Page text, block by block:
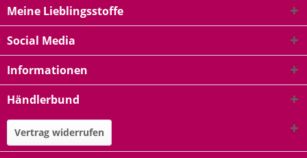
Meine Lieblingsstoffe
Social Media
Informationen
Händlerbund
Vertrag widerrufen